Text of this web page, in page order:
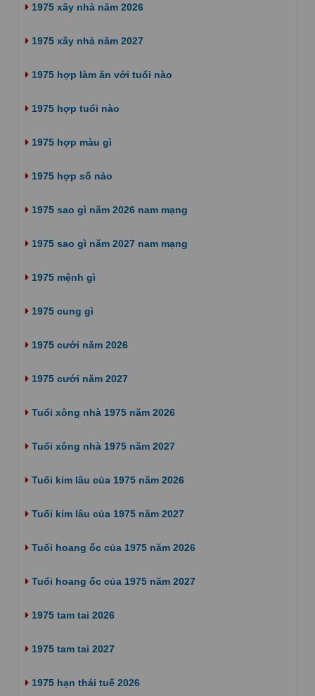
1975 xây nhà năm 2026
1975 xây nhà năm 2027
1975 hợp làm ăn với tuổi nào
1975 hợp tuổi nào
1975 hợp màu gì
1975 hợp số nào
1975 sao gì năm 2026 nam mạng
1975 sao gì năm 2027 nam mạng
1975 mệnh gì
1975 cung gì
1975 cưới năm 2026
1975 cưới năm 2027
Tuổi xông nhà 1975 năm 2026
Tuổi xông nhà 1975 năm 2027
Tuổi kim lâu của 1975 năm 2026
Tuổi kim lâu của 1975 năm 2027
Tuổi hoang ốc của 1975 năm 2026
Tuổi hoang ốc của 1975 năm 2027
1975 tam tai 2026
1975 tam tai 2027
1975 hạn thái tuế 2026